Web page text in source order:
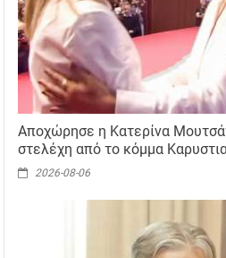
Αποχώρησε η Κατερίνα
στελέχη από το κόμμα
2026-08-06